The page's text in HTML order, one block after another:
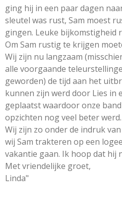
ging hij in een paar dagen
sleutel was rust, Sam moest
gingen. Leuke bijkomstigheid
Om Sam rustig te krijgen
Wij zijn nu langzaam
alle voorgaande
geworden) de tijd aan het
kunnen zijn werd door Lies in
geplaatst waardoor onze
opzichten nog veel beter werd.
Wij zijn zo onder de indruk
wij Sam trakteren op een
vakantie gaan. Ik hoop dat hij
Met vriendelijke groet,
Linda"